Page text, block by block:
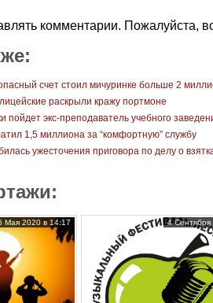
комментарии. Пожалуйста,
счет стоил мичуринке больше 2
раскрыли кражу портмоне
пойдет экс-преподаватель учебного
1,5 миллиона за “комфортную” службу
ужесточения приговора по делу о
Мая 2020 в 14:17 4 Сентября